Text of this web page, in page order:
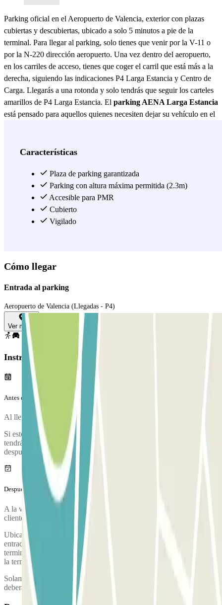
Parking oficial en el Aeropuerto de Valencia, exterior con plazas
cubiertas y descubiertas, ubicado a solo 5 minutos a pie de la
terminal. Para llegar al parking, solo tienes que venir por la V-11 o
por la N-220 dirección aeropuerto. Una vez dentro del aeropuerto,
en los carriles de acceso, tienes que coger el carril que está más a la
derecha, siguiendo las indicaciones P4 Larga Estancia y Centro de
Carga. Llegarás a una rotonda y solo tendrás que seguir los carteles
amarillos de P4 Larga Estancia. El parking AENA Larga Estancia
está pensado para aquellos quienes necesiten dejar su vehículo en el
Valencia, el parking de AENA Larga Estancia es lo que estás
temporada. Si eres de los que planean los viajes al milímetro y te
gusta tenerlo todo organizado, no esperes más y reserva tu plaza de
parking en el Aeropuerto de Valencia en AENA Larga Estancia, el
cual ofrece la mejor calidad/precio del mercado.
en el parking AENA Larga Estancia!
Características
Plaza de parking garantizada
Parking con altura máxima permitida (2.3m)
Accesible para PMR
Cubierto
Vigilado
Cómo llegar
Entrada al parking
Aeropuerto de Valencia (Llegadas - P4)
Ver mapa
Instrucciones
Antes de tu viaje
Al llegar al parking, para entrar, entry.method.ticket
Si este ticket no muestra correctamente el número de tu matrícula,
tendrás que pasar por la cabina de control con tu reserva Parclick
después de aparcar.
Después de tu viaje
A la vuelta de tu viaje, deberás pasar por la cabina de atención al
cliente para seguir sus instrucciones.
Ubicación de la cabina de atención al cliente: a la derecha de la
entrada del parking P1, en el edificio de enfrente según sales de la
terminal. Para volver andando al parking P4, solo tienes que bordear
la terminal.
Solamente en caso de haber superado el tiempo de tu reserva
deberás abonar la diferencia en el parking.